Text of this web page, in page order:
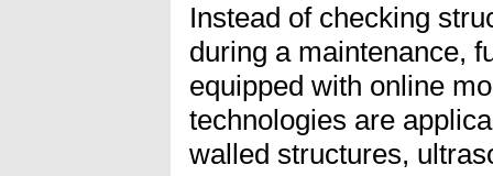
Instead of checking
during a maintenance,
equipped with online
technologies are
walled structures,